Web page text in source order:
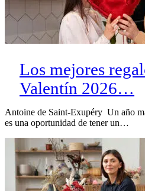
Los mejores
Valentín 2026…
Antoine de Saint-Exupéry Un año
es una oportunidad de tener un…